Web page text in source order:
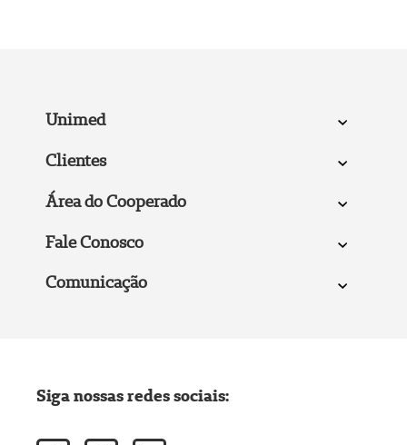
Unimed
Clientes
Área do Cooperado
Fale Conosco
Comunicação
Siga nossas redes sociais: